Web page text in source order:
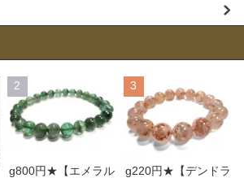
2
g800円★【エメラル
3
g220円★【デンドラ